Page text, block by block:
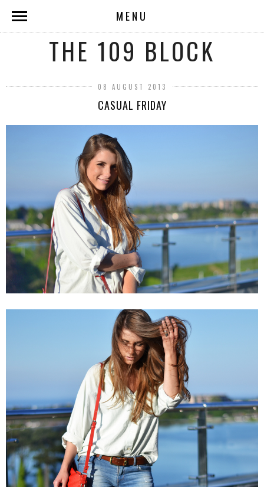
MENU
THE 109 BLOCK
08 AUGUST 2013
CASUAL FRIDAY